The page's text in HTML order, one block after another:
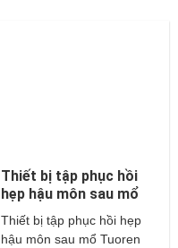
Thiết bị tập phục hồi
hẹp hậu môn sau mổ
Tuoren
Thiết bị tập phục hồi hẹp
hậu môn sau mổ Tuoren